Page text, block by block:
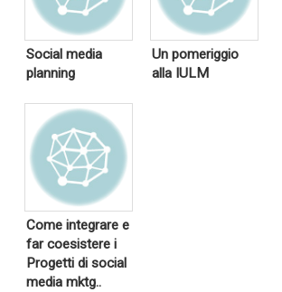
Social media
planning
Un pomeriggio
alla IULM
Come integrare e
far coesistere i
Progetti di social
media mktg..